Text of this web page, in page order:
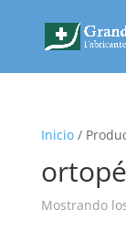
Inicio/
Mostrando